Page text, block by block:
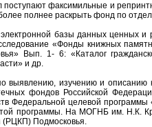
поступают факсимильные и
полнее раскрыть фонд по
базы данных ценных и
«Фонды книжных
Вып. 1- 6: «Каталог
и др.
выявлению, изучению и описанию
фондов Российской
Федеральной целевой
программы. На МОГНБ им. Н.К.
(РЦКП) Подмосковья.